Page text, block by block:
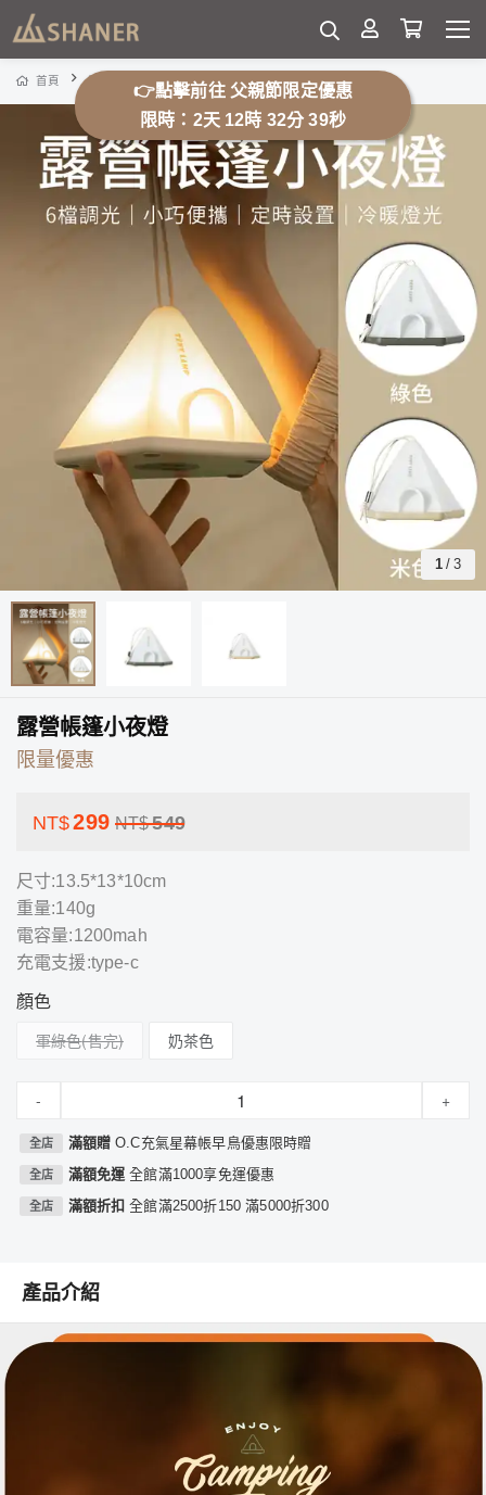
首頁 露營用品 露營燈/氣氛燈 露營帳篷小夜燈
1 / 3
露營帳篷小夜燈
限量優惠
NT$299 NT$549
尺寸:13.5*13*10cm
重量:140g
電容量:1200mah
充電支援:type-c
顏色
軍綠色 奶茶色
- +
全店 滿額贈O.C充氣星幕帳早鳥優惠限時贈
全店 滿額免運全館滿1000享免運優惠
全店 滿額折扣全館滿2500折150 滿5000折300
產品介紹
👉點擊前往 父親節限定優惠
限時：2天 12時 32分 36秒